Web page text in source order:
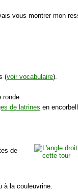
vous montrer mon
(voir vocabulaire).
ronde.
de latrines en
de
à la couleuvrine.